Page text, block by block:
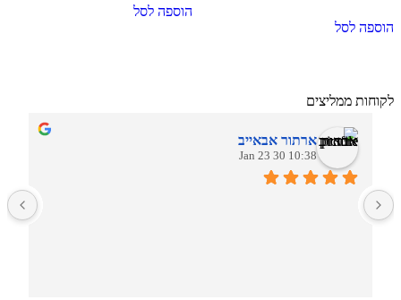
הוספה לסל
הוספה לסל
לקוחות ממליצים
ארתור אבאייב
10:38 30 Jan 23